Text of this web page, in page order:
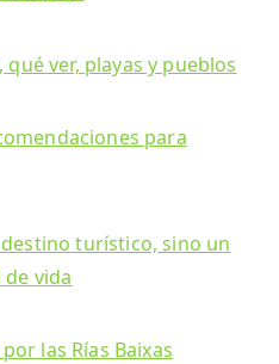
ver, playas y pueblos
para
turístico, sino un
vida
las Rías Baixas